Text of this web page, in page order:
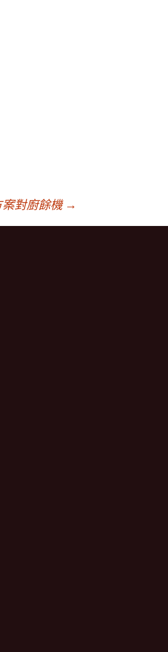
對廚餘機 →